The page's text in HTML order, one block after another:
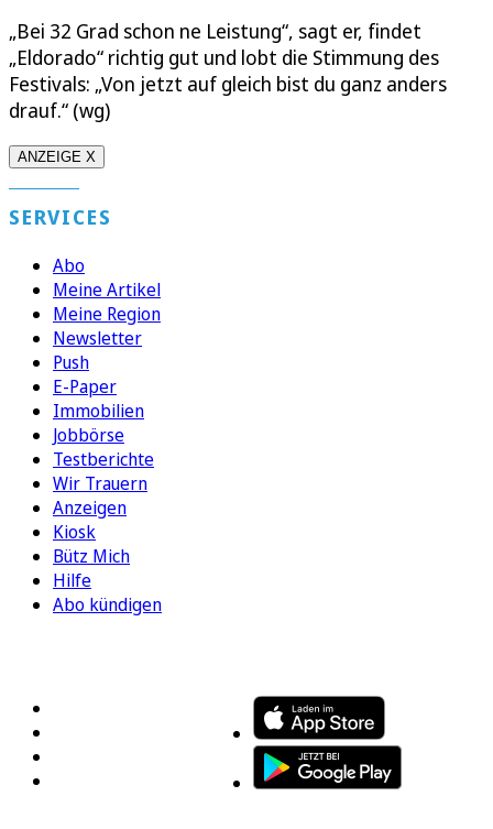
„Bei 32 Grad schon ne Leistung“, sagt er, findet
„Eldorado“ richtig gut und lobt die Stimmung des
Festivals: „Von jetzt auf gleich bist du ganz anders
drauf.“ (wg)
ANZEIGE X
SERVICES
Abo
Meine Artikel
Meine Region
Newsletter
Push
E-Paper
Immobilien
Jobbörse
Testberichte
Wir Trauern
Anzeigen
Kiosk
Bütz Mich
Hilfe
Abo kündigen